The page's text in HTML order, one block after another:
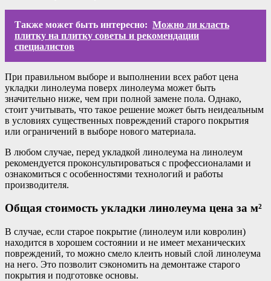
Также может быть интересно: Можно ли класть
плитку на плитку советы и рекомендации
специалистов
При правильном выборе и выполнении всех работ цена
укладки линолеума поверх линолеума может быть
значительно ниже, чем при полной замене пола. Однако,
стоит учитывать, что такое решение может быть неидеальным
в условиях существенных повреждений старого покрытия
или ограничений в выборе нового материала.
В любом случае, перед укладкой линолеума на линолеум
рекомендуется проконсультироваться с профессионалами и
ознакомиться с особенностями технологий и работы
производителя.
Общая стоимость укладки линолеума цена за м²
В случае, если старое покрытие (линолеум или ковролин)
находится в хорошем состоянии и не имеет механических
повреждений, то можно смело клеить новый слой линолеума
на него. Это позволит сэкономить на демонтаже старого
покрытия и подготовке основы.